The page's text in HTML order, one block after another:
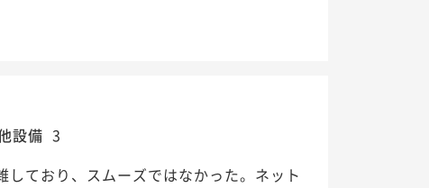
設備 3
ており、スムーズではなかった。ネット